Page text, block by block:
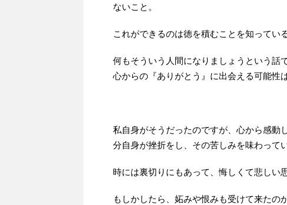
ないこと。
これができるのは徳を積むことを知ってい
何もそういう人間になりましょうという話
心からの『ありがとう』に出会える可能性
私自身がそうだったのですが、心から感動
分自身が挫折をし、その苦しみを味わって
時には裏切りにもあって、悔しくて悲しい
もしかしたら、妬みや恨みも受けて来たの